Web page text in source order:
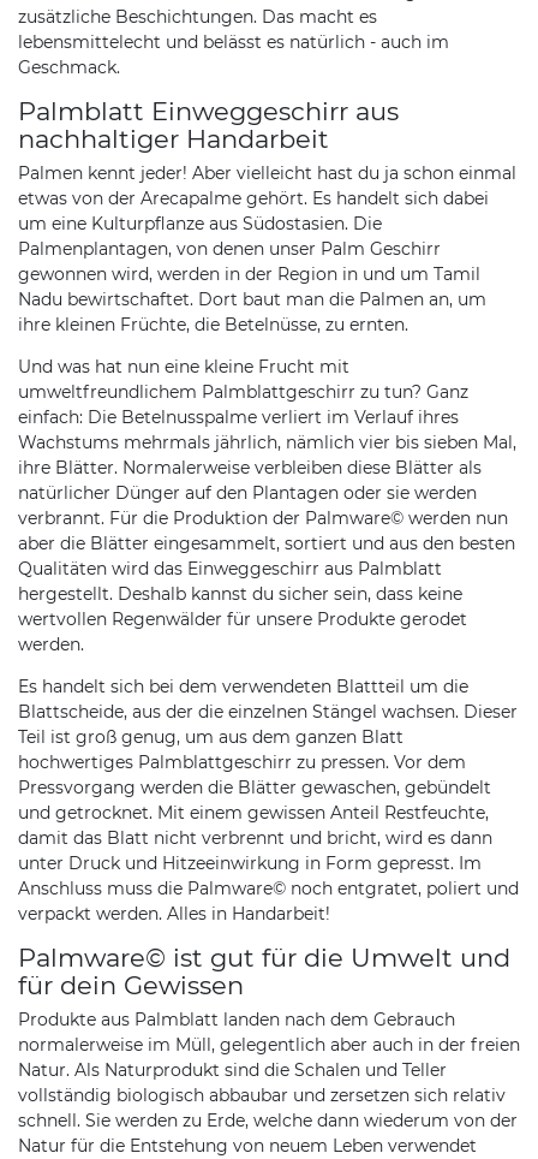
zusätzliche Beschichtungen. Das macht es
lebensmittelecht und belässt es natürlich - auch im
Geschmack.
Palmblatt Einweggeschirr aus
nachhaltiger Handarbeit
Palmen kennt jeder! Aber vielleicht hast du ja schon einmal
etwas von der Arecapalme gehört. Es handelt sich dabei
um eine Kulturpflanze aus Südostasien. Die
Palmenplantagen, von denen unser Palm Geschirr
gewonnen wird, werden in der Region in und um Tamil
Nadu bewirtschaftet. Dort baut man die Palmen an, um
ihre kleinen Früchte, die Betelnüsse, zu ernten.
Und was hat nun eine kleine Frucht mit
umweltfreundlichem Palmblattgeschirr zu tun? Ganz
einfach: Die Betelnusspalme verliert im Verlauf ihres
Wachstums mehrmals jährlich, nämlich vier bis sieben Mal,
ihre Blätter. Normalerweise verbleiben diese Blätter als
natürlicher Dünger auf den Plantagen oder sie werden
verbrannt. Für die Produktion der Palmware© werden nun
aber die Blätter eingesammelt, sortiert und aus den besten
Qualitäten wird das Einweggeschirr aus Palmblatt
hergestellt. Deshalb kannst du sicher sein, dass keine
wertvollen Regenwälder für unsere Produkte gerodet
werden.
Es handelt sich bei dem verwendeten Blattteil um die
Blattscheide, aus der die einzelnen Stängel wachsen. Dieser
Teil ist groß genug, um aus dem ganzen Blatt
hochwertiges Palmblattgeschirr zu pressen. Vor dem
Pressvorgang werden die Blätter gewaschen, gebündelt
und getrocknet. Mit einem gewissen Anteil Restfeuchte,
damit das Blatt nicht verbrennt und bricht, wird es dann
unter Druck und Hitzeeinwirkung in Form gepresst. Im
Anschluss muss die Palmware© noch entgratet, poliert und
verpackt werden. Alles in Handarbeit!
Palmware© ist gut für die Umwelt und
für dein Gewissen
Produkte aus Palmblatt landen nach dem Gebrauch
normalerweise im Müll, gelegentlich aber auch in der freien
Natur. Als Naturprodukt sind die Schalen und Teller
vollständig biologisch abbaubar und zersetzen sich relativ
schnell. Sie werden zu Erde, welche dann wiederum von der
Natur für die Entstehung von neuem Leben verwendet